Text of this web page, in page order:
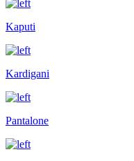
Kaputi
Kardigani
Pantalone